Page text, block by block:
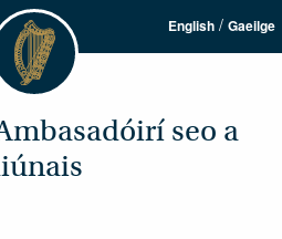
English / Gaeilge
seo a